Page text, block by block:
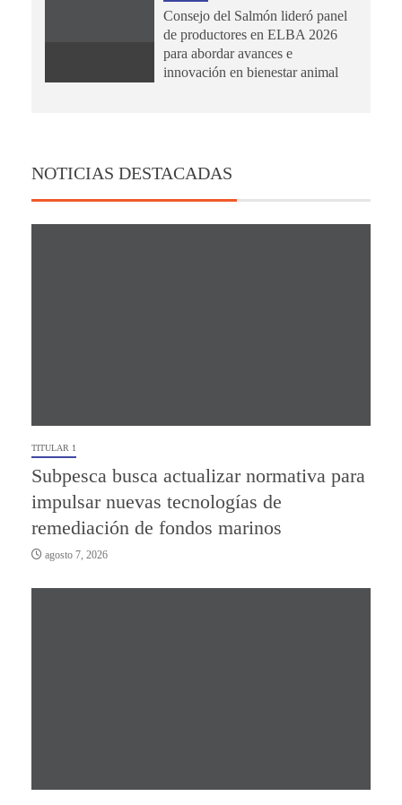
Consejo del Salmón lideró panel
de productores en ELBA 2026
para abordar avances e
innovación en bienestar animal
NOTICIAS DESTACADAS
TITULAR 1
Subpesca busca actualizar normativa para
impulsar nuevas tecnologías de
remediación de fondos marinos
agosto 7, 2026